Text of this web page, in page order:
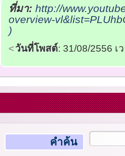
ที่มา: http://
overview-
)
วันที่โพสต์: 31/08/2556 เ
คำค้น